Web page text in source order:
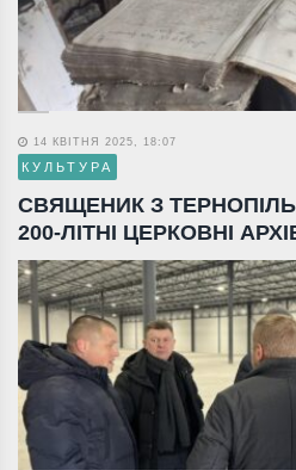
14 КВІТНЯ 2025, 18:07
КУЛЬТУРА
СВЯЩЕНИК З
200-ЛІТНІ ЦЕРКОВНІ